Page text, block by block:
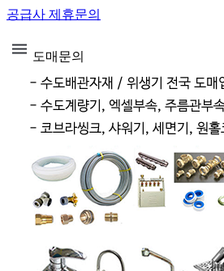
공급사 제휴문의
도매문의